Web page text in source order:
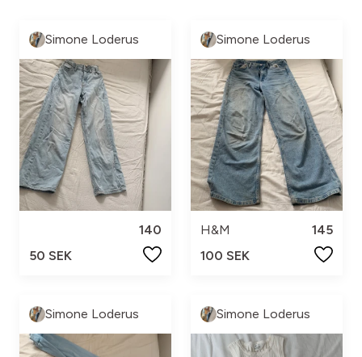
Simone Loderus
140
50 SEK
Simone Loderus
H&M
145
100 SEK
Simone Loderus Simone Loderus